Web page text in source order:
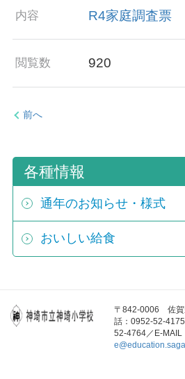
内容 R4家庭調査票
閲覧数 920
前へ
各種情報
通年のお知らせ・様式
おいしい給食
〒842-0006 佐賀
話：0952-52-
52-4764／E-MAIL